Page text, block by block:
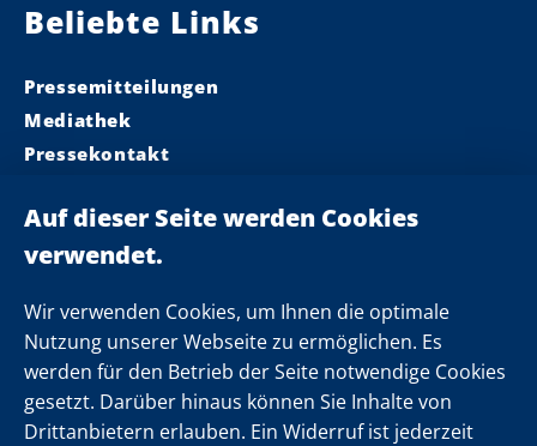
Wir verwenden Cookies, um Ihnen die optimale
Nutzung unserer Webseite zu ermöglichen. Es
werden für den Betrieb der Seite notwendige Cookies
gesetzt. Darüber hinaus können Sie Inhalte von
Drittanbietern erlauben. Ein Widerruf ist jederzeit
Beliebte Links
Pressemitteilungen
Mediathek
Pressekontakt
Landeskabinett
Einsamkeit
Folgen Sie uns